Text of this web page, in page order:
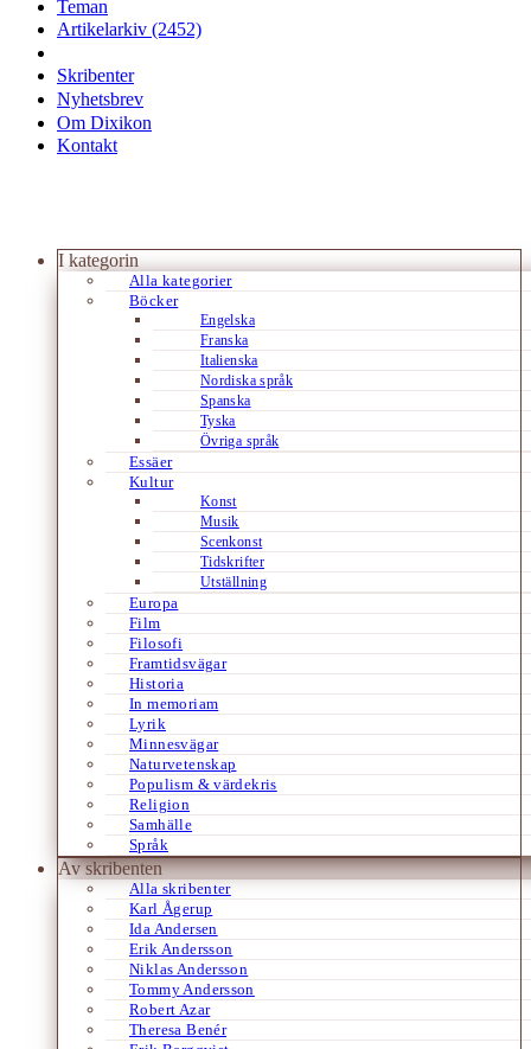
Teman
Artikelarkiv (2452)
Skribenter
Nyhetsbrev
Om Dixikon
Kontakt
I kategorin
Alla kategorier
Böcker
Engelska
Franska
Italienska
Nordiska språk
Spanska
Tyska
Övriga språk
Essäer
Kultur
Konst
Musik
Scenkonst
Tidskrifter
Utställning
Europa
Film
Filosofi
Framtidsvägar
Historia
In memoriam
Lyrik
Minnesvägar
Naturvetenskap
Populism & värdekris
Religion
Samhälle
Språk
Av skribenten
Alla skribenter
Karl Ågerup
Ida Andersen
Erik Andersson
Niklas Andersson
Tommy Andersson
Robert Azar
Theresa Benér